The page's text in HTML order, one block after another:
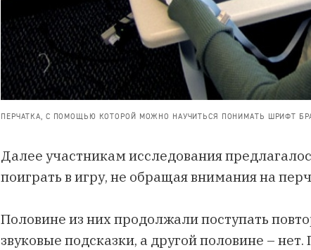
ПЕРЧАТКА, С ПОМОЩЬЮ КОТОРОЙ МОЖНО НАУЧИТЬСЯ ПОНИМАТЬ ШРИФТ
Далее участникам исследования
поиграть в игру, не обращая внимания на
Половине из них продолжали поступать
звуковые подсказки, а другой половине –